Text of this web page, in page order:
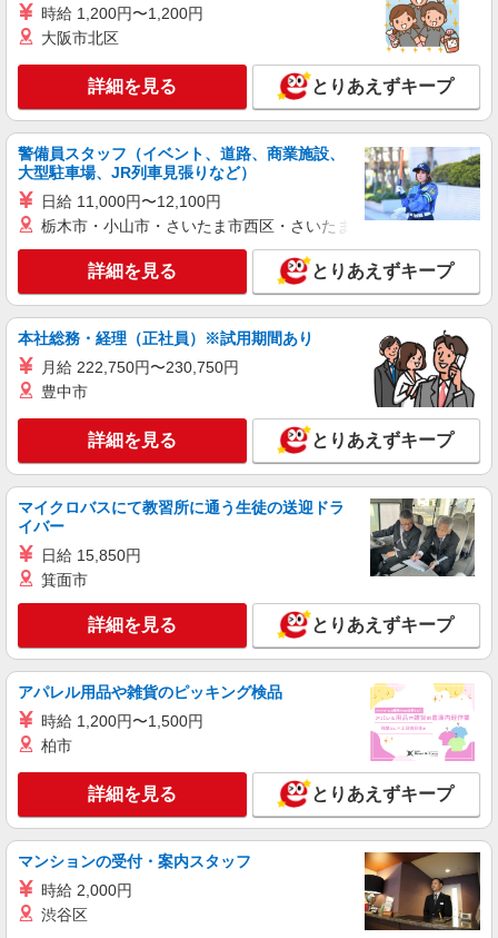
時給1250円（就業先により異なる）
キープ 詳細を見る
アルバイト パート
株式会社バイトレ（ADM819016）
【迷ったらコレ】箱に入れるだけ♪モクモク軽
作業スタッフ
時給1380円（就業先により異なる）
兵庫県神戸市西区
キープ 詳細を見る
アルバイト
株式会社バイトレ（ADM817438）
【接客なし】静かな職場で集中◎検品・箱詰め
スタッフ
時給1250円（就業先により異なる）
兵庫県神戸市西区
キープ 詳細を見る
アルバイト パート
株式会社バイトレ（ADM817992）
【迷ったらコレ】箱に入れるだけ♪モクモク軽
作業スタッフ
時給1120円（就業先により異なる）
兵庫県神戸市西区
キープ 詳細を見る
アルバイト パート
株式会社バイトレ（ADM820462）
手のひらサイズ中心◎数える・詰めるだけの超
時給1150円（就業先により異なる）
時給 1,200円〜1,200円
大阪市北区
詳細を見る とりあえずキープ
警備員スタッフ（イベント、道路、商業施設、
大型駐車場、JR列車見張りなど）
日給 11,000円〜12,100円
栃木市・小山市・さいたま市西区・さいたま市岩槻区・久喜市・
詳細を見る とりあえずキープ
本社総務・経理（正社員）※試用期間あり
月給 222,750円〜230,750円
豊中市
詳細を見る とりあえずキープ
マイクロバスにて教習所に通う生徒の送迎ドラ
イバー
日給 15,850円
箕面市
詳細を見る とりあえずキープ
アパレル用品や雑貨のピッキング検品
時給 1,200円〜1,500円
柏市
詳細を見る とりあえずキープ
マンションの受付・案内スタッフ
時給 2,000円
渋谷区